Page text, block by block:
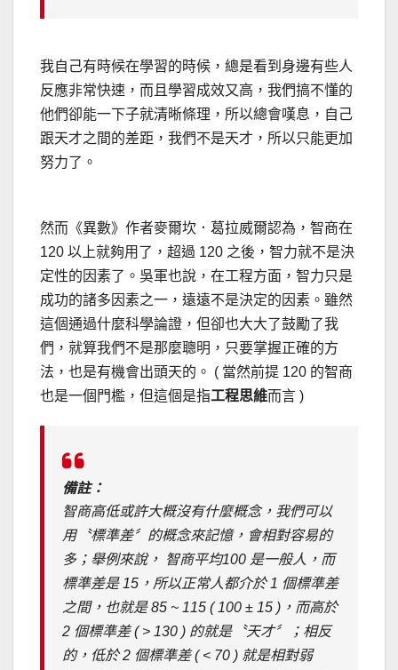
我自己有時候在學習的時候，總是看到身邊有些人
反應非常快速，而且學習成效又高，我們搞不懂的
他們卻能一下子就清晰條理，所以總會嘆息，自己
跟天才之間的差距，我們不是天才，所以只能更加
努力了。
然而《異數》作者麥爾坎．葛拉威爾認為，智商在
120 以上就夠用了，超過 120 之後，智力就不是決
定性的因素了。吳軍也說，在工程方面，智力只是
成功的諸多因素之一，遠遠不是決定的因素。雖然
這個通過什麼科學論證，但卻也大大了鼓勵了我
們，就算我們不是那麼聰明，只要掌握正確的方
法，也是有機會出頭天的。 ( 當然前提 120 的智商
也是一個門檻，但這個是指工程思維而言 )
備註：
智商高低或許大概沒有什麼概念，我們可以
用〝標準差〞的概念來記憶，會相對容易的
多；舉例來說， 智商平均100 是一般人，而
標準差是 15，所以正常人都介於 1 個標準差
之間，也就是 85 ~ 115 ( 100 ± 15 )，而高於
2 個標準差 ( > 130 ) 的就是〝天才〞；相反
的，低於 2 個標準差 ( < 70 ) 就是相對弱